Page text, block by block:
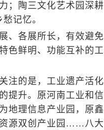
；陶三文化艺术园深
记忆。
各展所长，有效避免
色鲜明、功能互补的
的是，工业遗产活化
提升。原河南工业和
地理信息产业园，原
源双创产业园……八大